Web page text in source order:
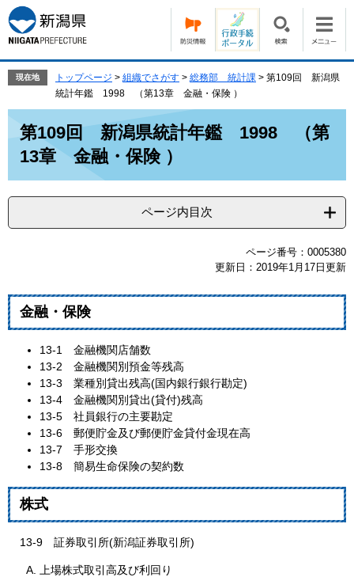
ー
ジ
の
で
す。
ニ
ュ
ー
ば
現在地 トップページ > 組織でさがす > 総務部 統計課 > 第109回 新潟県
統計年鑑 1998 （第13章 金融・保険 ）
第109回 新潟県統計年鑑 1998 （第
13章 金融・保険 ）
ページ内目次
ページ番号：0005380
更新日：2019年1月17日更新
金融・保険
13‐1 金融機関店舗数
13‐2 金融機関別預金等残高
13‐3 業種別貸出残高(国内銀行銀行勘定)
13‐4 金融機関別貸出(貸付)残高
13‐5 社員銀行の主要勘定
13‐6 郵便貯金及び郵便貯金貸付金現在高
13‐7 手形交換
13‐8 簡易生命保険の契約数
株式
13‐9 証券取引所(新潟証券取引所)
上場株式取引高及び利回り